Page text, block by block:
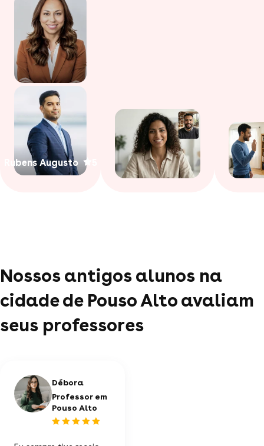
Rubens Augusto
Nossos antigos alunos na
cidade de Pouso Alto avaliam
seus professores
Débora
Professor em
Pouso Alto